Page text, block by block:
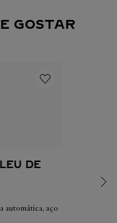
GOSTAR
DE
automática, aço